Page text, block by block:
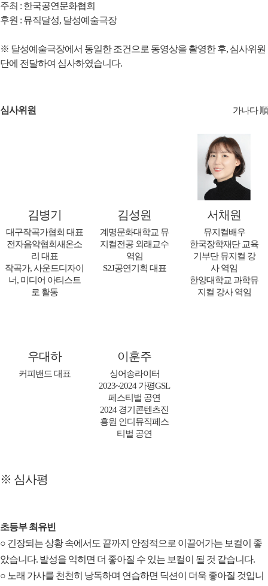
주최 : 한국공연문화협회
후원 : 뮤직달성, 달성예술극장
※ 달성예술극장에서 동일한 조건으로 동영상을 촬영한 후, 심사위원
단에 전달하여 심사하였습니다.
심사위원 가나다 順
김병기
대구작곡가협회 대표
전자음악협회새온소
리 대표
작곡가, 사운드디자이
너, 미디어 아티스트
로 활동
김성원
계명문화대학교 뮤
지컬전공 외래교수
역임
S2J공연기획 대표
서채원
뮤지컬배우
한국장학재단 교육
기부단 뮤지컬 강
사 역임
한양대학교 과학뮤
지컬 강사 역임
우대하
커피밴드 대표
이훈주
싱어송라이터
2023~2024 가평GSL
페스티벌 공연
2024 경기콘텐츠진
흥원 인디뮤직페스
티벌 공연
※ 심사평
초등부 최유빈
○ 긴장되는 상황 속에서도 끝까지 안정적으로 이끌어가는 보컬이 좋
았습니다. 발성을 익히면 더 좋아질 수 있는 보컬이 될 것 같습니다.
○ 노래 가사를 천천히 낭독하며 연습하면 딕션이 더욱 좋아질 것입니